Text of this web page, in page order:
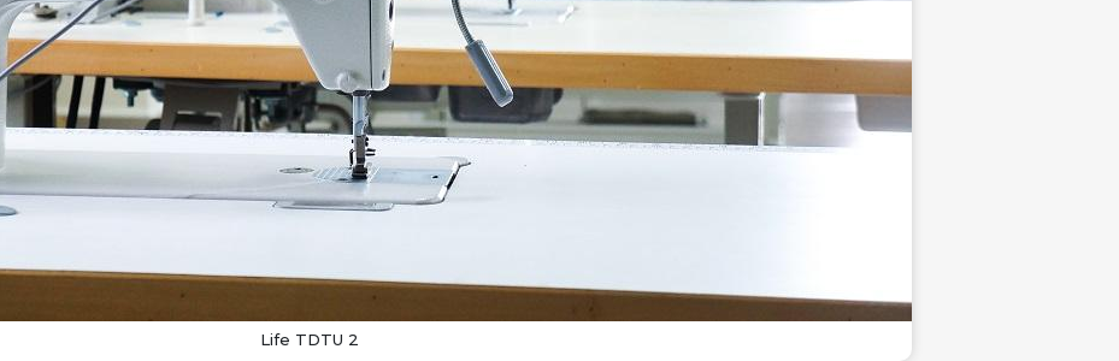
Life TDTU 2